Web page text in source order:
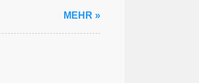
MEHR »